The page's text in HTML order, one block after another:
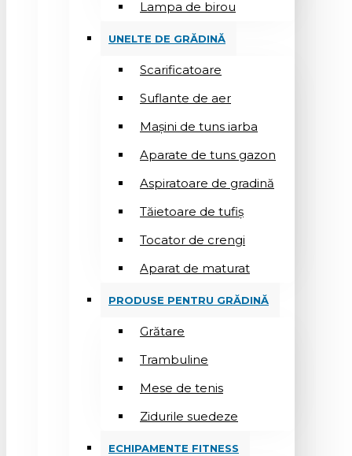
Lampa de birou
UNELTE DE GRĂDINĂ
Scarificatoare
Suflantе de aer
Mașini de tuns iarba
Aparate de tuns gazon
Aspiratoare de gradină
Tăietoare de tufiș
Tocator de crengi
Aparat de maturat
PRODUSE PENTRU GRĂDINĂ
Grătare
Trambuline
Mese de tenis
Zidurile suedeze
ECHIPAMENTE FITNESS